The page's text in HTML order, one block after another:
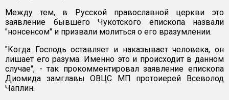
Между тем, в Русской православной церкви это
заявление бывшего Чукотского епископа назвали
"нонсенсом" и призвали молиться о его вразумлении.
"Когда Господь оставляет и наказывает человека, он
лишает его разума. Именно это и происходит в данном
случае", - так прокомментировал заявление епископа
Диомида замглавы ОВЦС МП протоиерей Всеволод
Чаплин.